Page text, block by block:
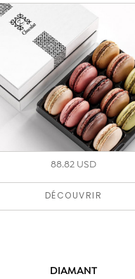
88.82 USD
DÉCOUVRIR
DIAMANT